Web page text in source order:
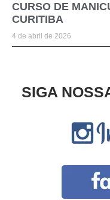
CURSO DE
CURITIBA
4 de abril de 2026
SIGA